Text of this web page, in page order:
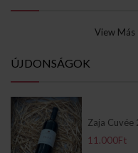
View Más
ÚJDONSÁGOK
Zaja Cuvée
11.000Ft